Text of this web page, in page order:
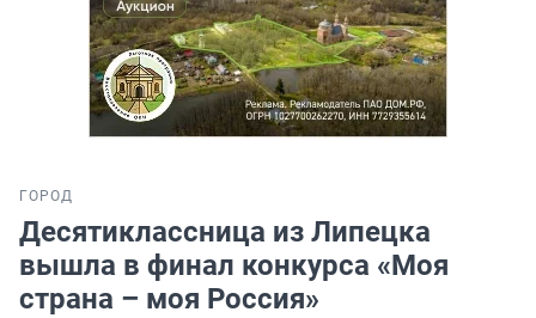
ГОРОД
Десятиклассница из Липецка
вышла в финал конкурса «Моя
страна – моя Россия»